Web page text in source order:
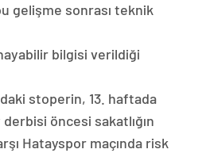
gelişme sonrası teknik
bilgisi verildiği
stoperin, 13. haftada
öncesi sakatlığın
Hatayspor maçında risk